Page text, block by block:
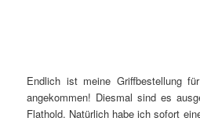
Endlich ist meine Griffbestellung
angekommen! Diesmal sind es
Flathold. Natürlich habe ich sofort